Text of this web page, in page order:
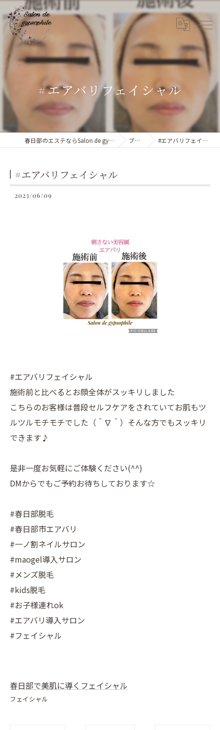
#エアバリフェイシャル
春日部のエステならSalon de gypsophile ブログ #エアバリフェイシャル
#エアバリフェイシャル
2023/06/09
#エアバリフェイシャル
施術前と比べるとお顔全体がスッキリしました
こちらのお客様は普段セルフケアをされていてお肌もツ
ルツルモチモチでした（＾∇＾）そんな方でもスッキリ
できます♪
是非一度お気軽にご体験ください(^^)
DMからでもご予約お待ちしております☆
#春日部脱毛
#春日部市エアバリ
#一ノ割ネイルサロン
#maogel導入サロン
#メンズ脱毛
#kids脱毛
#お子様連れok
#エアバリ導入サロン
#フェイシャル
春日部で美肌に導くフェイシャル
フェイシャル